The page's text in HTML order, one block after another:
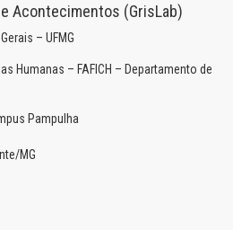
Acontecimentos (GrisLab)
– UFMG
Humanas – FAFICH – Departamento de
Pampulha
MG